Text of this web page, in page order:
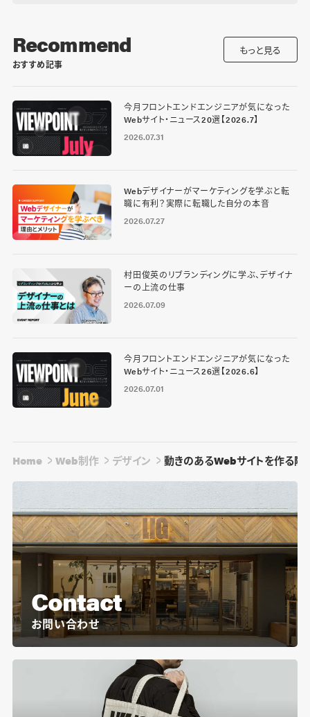
Recommend
おすすめ記事
もっと見る
今月フロントエンドエンジニアが気になった
Webサイト・ニュース20選【2026.7】
2026.07.31
Webデザイナーがマーケティングを学ぶと転
職に有利？実際に転職した自分の本音
2026.07.27
村田俊英のリブランディングに学ぶ、デザイナ
ーの上流の仕事
2026.07.09
今月フロントエンドエンジニアが気になった
Webサイト・ニュース26選【2026.6】
2026.07.01
Home Web制作 デザイン 動きのあるWebサイトを作る際
Contact
お問い合わせ